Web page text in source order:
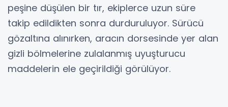
peşine düşülen bir tır, ekiplerce uzun süre
takip edildikten sonra durduruluyor. Sürücü
gözaltına alınırken, aracın dorsesinde yer alan
gizli bölmelerine zulalanmış uyuşturucu
maddelerin ele geçirildiği görülüyor.